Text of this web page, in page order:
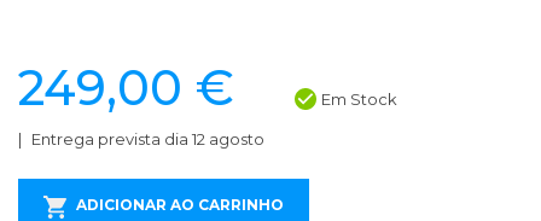
249,00 € Em Stock
Entrega prevista dia 12 agosto
ADICIONAR AO CARRINHO